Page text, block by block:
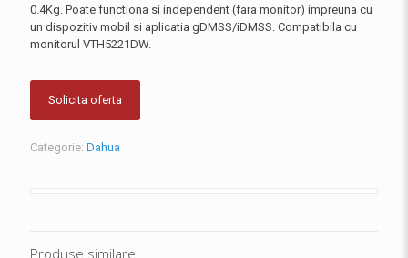
0.4Kg. Poate functiona si independent (fara monitor) impreuna cu
un dispozitiv mobil si aplicatia gDMSS/iDMSS. Compatibila cu
monitorul VTH5221DW.
Solicita oferta
Categorie: Dahua
Produse similare